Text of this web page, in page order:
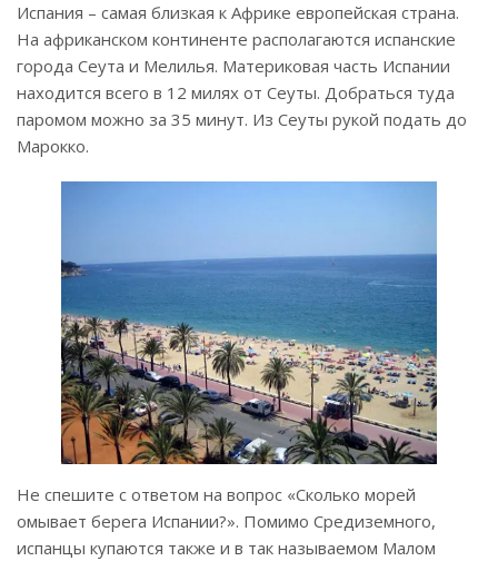
Испания – самая близкая к Африке европейская страна.
На африканском континенте располагаются испанские
города Сеута и Мелилья. Материковая часть Испании
находится всего в 12 милях от Сеуты. Добраться туда
паромом можно за 35 минут. Из Сеуты рукой подать до
Марокко.
Не спешите с ответом на вопрос «Сколько морей
омывает берега Испании?». Помимо Средиземного,
испанцы купаются также и в так называемом Малом